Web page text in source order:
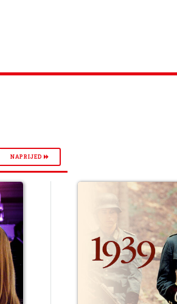
NAPRIJED